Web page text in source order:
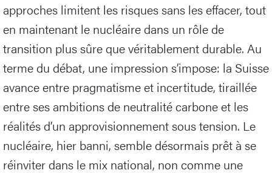
approches limitent les risques sans les effacer, tout
en maintenant le nucléaire dans un rôle de
transition plus sûre que véritablement durable. Au
terme du débat, une impression s’impose: la Suisse
avance entre pragmatisme et incertitude, tiraillée
entre ses ambitions de neutralité carbone et les
réalités d’un approvisionnement sous tension. Le
nucléaire, hier banni, semble désormais prêt à se
réinviter dans le mix national, non comme une